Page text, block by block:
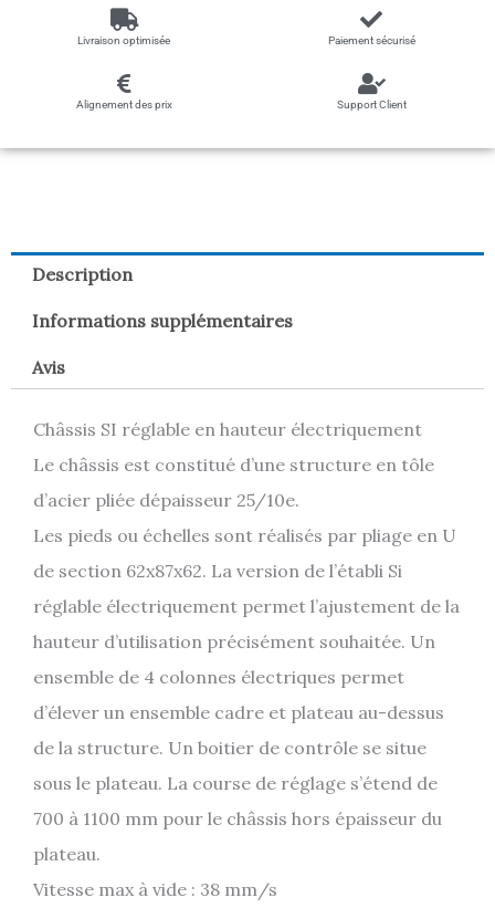
Livraison optimisée Paiement sécurisé
Alignement des prix Support Client
Description
Informations supplémentaires
Avis
Châssis SI réglable en hauteur électriquement
Le châssis est constitué d’une structure en tôle
d’acier pliée dépaisseur 25/10e.
Les pieds ou échelles sont réalisés par pliage en U
de section 62x87x62. La version de l’établi Si
réglable électriquement permet l’ajustement de la
hauteur d’utilisation précisément souhaitée. Un
ensemble de 4 colonnes électriques permet
d’élever un ensemble cadre et plateau au-dessus
de la structure. Un boitier de contrôle se situe
sous le plateau. La course de réglage s’étend de
700 à 1100 mm pour le châssis hors épaisseur du
plateau.
Vitesse max à vide : 38 mm/s